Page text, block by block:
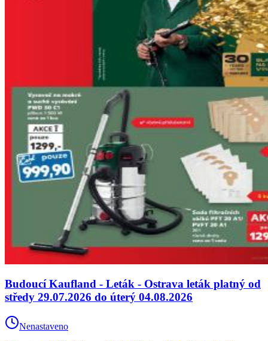
Budoucí Kaufland - Leták - Ostrava leták platný od
středy 29.07.2026 do úterý 04.08.2026
Nenastaveno